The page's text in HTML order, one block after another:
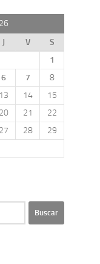
J V
S
1
6 7
8
13 14
15
20 21
22
27 28
29